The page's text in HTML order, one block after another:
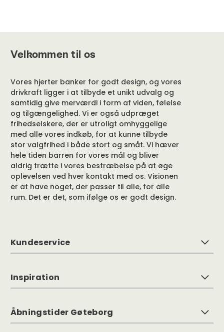
Velkommen til os
Vores hjerter banker for godt design, og vores
drivkraft ligger i at tilbyde et unikt udvalg og
samtidig give merværdi i form af viden, følelse
og tilgængelighed. Vi er også udpræget
frihedselskere, der er utroligt omhyggelige
med alle vores indkøb, for at kunne tilbyde
stor valgfrihed i både stort og småt. Vi hæver
hele tiden barren for vores mål og bliver
aldrig trætte i vores bestræbelse på at øge
oplevelsen ved hver kontakt med os. Visionen
er at have noget, der passer til alle, for alle
rum. Det er det, som ifølge os er godt design.
Kundeservice
Inspiration
Åbningstider Gøteborg